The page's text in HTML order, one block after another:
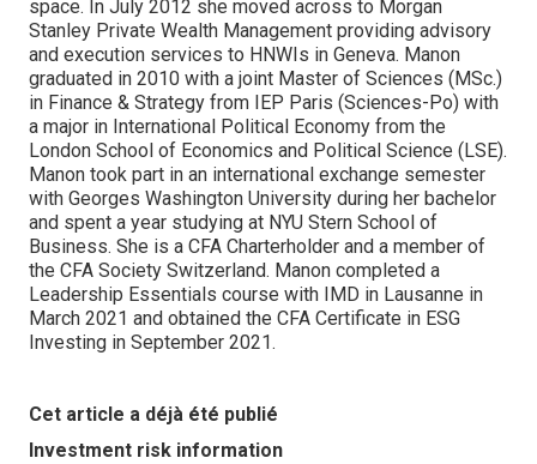
space. In July 2012 she moved across to Morgan
Stanley Private Wealth Management providing advisory
and execution services to HNWIs in Geneva. Manon
graduated in 2010 with a joint Master of Sciences (MSc.)
in Finance & Strategy from IEP Paris (Sciences-Po) with
a major in International Political Economy from the
London School of Economics and Political Science (LSE).
Manon took part in an international exchange semester
with Georges Washington University during her bachelor
and spent a year studying at NYU Stern School of
Business. She is a CFA Charterholder and a member of
the CFA Society Switzerland. Manon completed a
Leadership Essentials course with IMD in Lausanne in
March 2021 and obtained the CFA Certificate in ESG
Investing in September 2021.
Cet article a déjà été publié
Investment risk information